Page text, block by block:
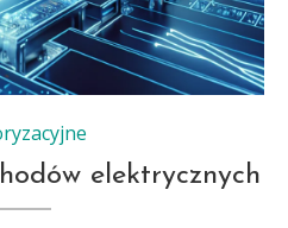
elektrycznych